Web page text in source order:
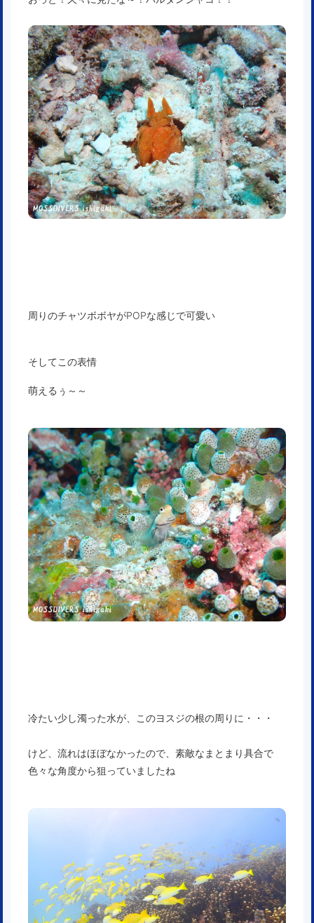
周りのチャツボボヤがPOPな感じで可愛い
そしてこの表情
萌えるぅ～～
冷たい少し濁った水が、このヨスジの根の周りに・・・
けど、流れはほぼなかったので、素敵なまとまり具合で
色々な角度から狙っていましたね